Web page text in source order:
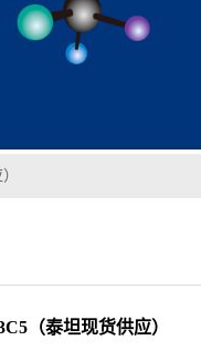
（泰坦现货供应）